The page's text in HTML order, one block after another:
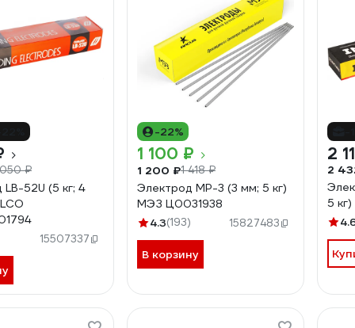
₽
52U (5 кг; 4
15507337
-22%
1 100 ₽
1 200 ₽1 418 ₽
Электрод МР-3 (3 мм; 5 кг)
МЭЗ Ц0031938
4.3(193) 15827483
В корзину
2
2
5